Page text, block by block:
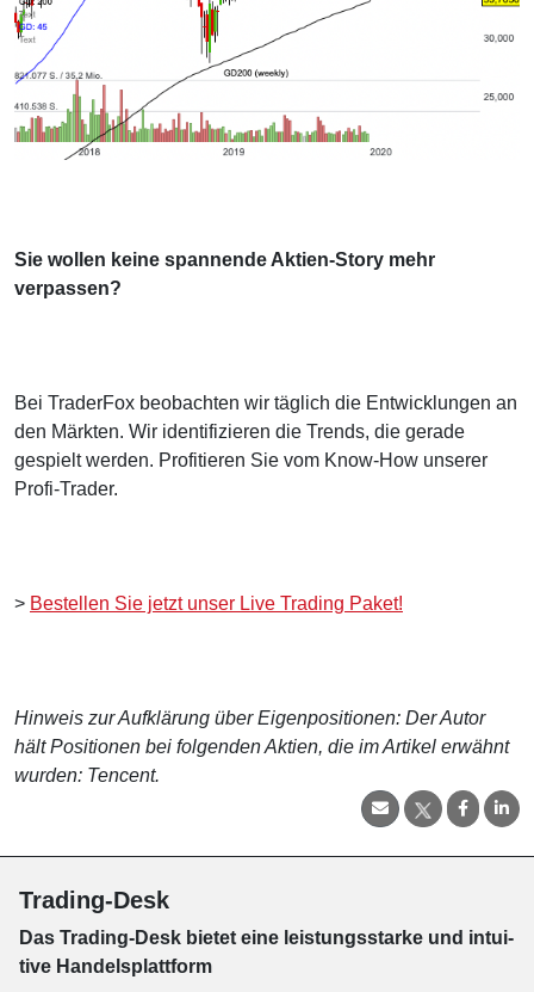
Sie wollen keine spannende Aktien-Story mehr
verpassen?
Bei TraderFox beobachten wir täglich die Entwicklungen an
den Märkten. Wir identifizieren die Trends, die gerade
gespielt werden. Profitieren Sie vom Know-How unserer
Profi-Trader.
> Bestellen Sie jetzt unser Live Trading Paket!
Hinweis zur Aufklärung über Eigenpositionen: Der Autor
hält Positionen bei folgenden Aktien, die im Artikel erwähnt
wurden: Tencent.
Trading-Desk
Das Trading-Desk bie­tet eine leis­tungs­star­ke und in­tui­
tive Han­dels­platt­form